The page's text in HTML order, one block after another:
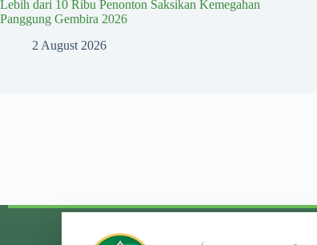
Lebih dari 10 Ribu Penonton Saksikan Kemegahan
Panggung Gembira 2026
2 August 2026